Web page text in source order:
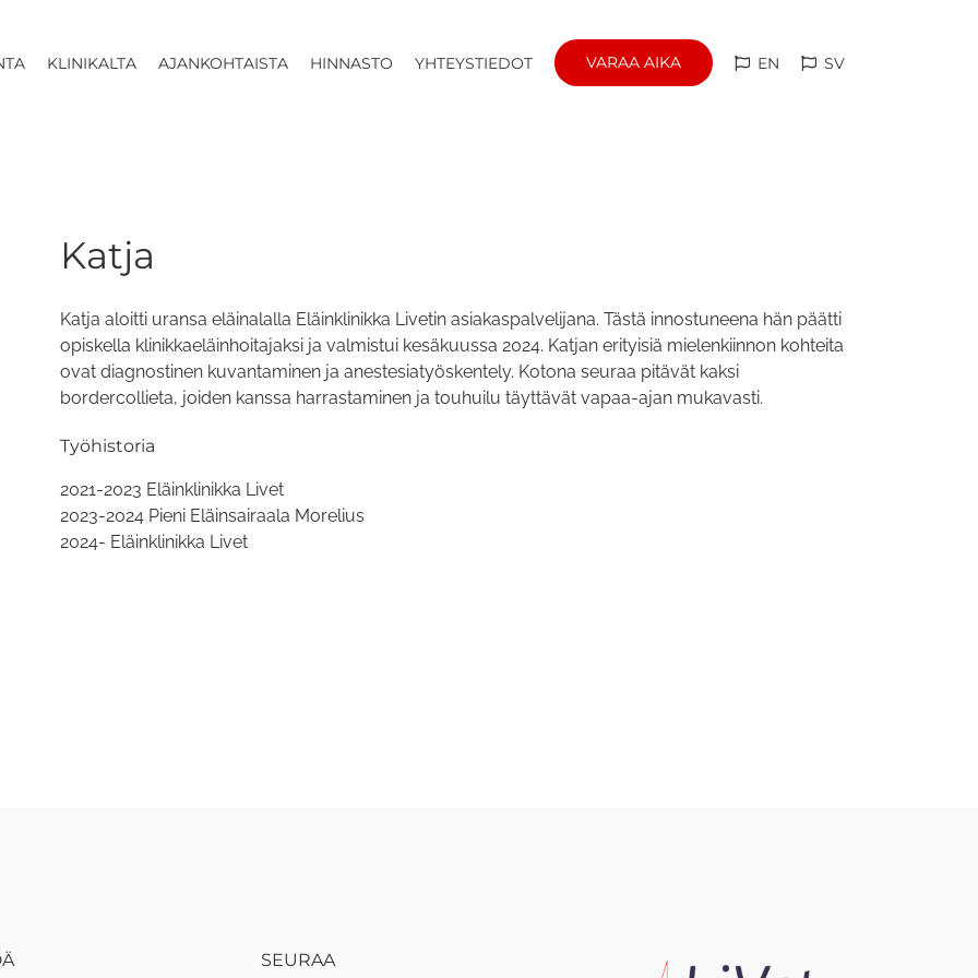
KLINIKALTA AJANKOHTAISTA HINNASTO YHTEYSTIEDOT VARAA AIKA EN SV
Katja
Katja aloitti uransa eläinalalla Eläinklinikka Livetin asiakaspalvelijana. Tästä innostuneena hän päätti
opiskella klinikkaeläinhoitajaksi ja valmistui kesäkuussa 2024. Katjan erityisiä mielenkiinnon kohteita
ovat diagnostinen kuvantaminen ja anestesiatyöskentely. Kotona seuraa pitävät kaksi
bordercollieta, joiden kanssa harrastaminen ja touhuilu täyttävät vapaa-ajan mukavasti.
Työhistoria
2021-2023 Eläinklinikka Livet
2023-2024 Pieni Eläinsairaala Morelius
2024- Eläinklinikka Livet
SEURAA